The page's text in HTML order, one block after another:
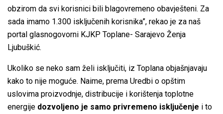
obzirom da svi korisnici bili blagovremeno obavješteni. Za
sada imamo 1.300 isključenih korisnika”, rekao je za naš
portal glasnogovorni KJKP Toplane- Sarajevo Ženja
Ljubuškić.
Ukoliko se neko sam želi isključiti, iz Toplana objašnjavaju
kako to nije moguće. Naime, prema Uredbi o opštim
uslovima proizvodnje, distribucije i korištenja toplotne
energije dozvoljeno je samo privremeno isključenje i to